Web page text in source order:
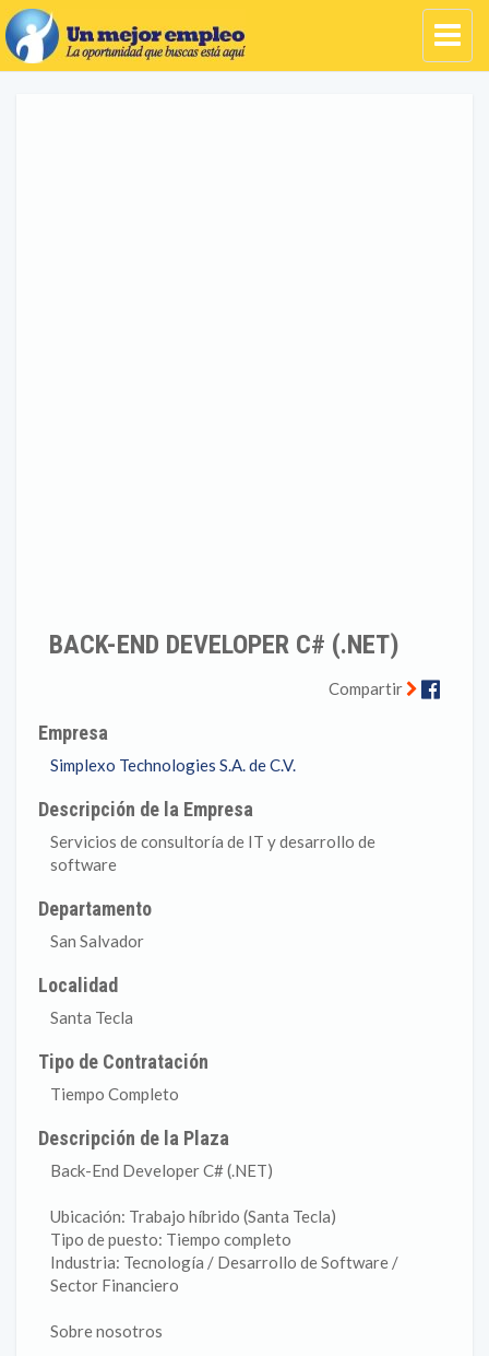
BACK-END DEVELOPER C# (.NET)
Compartir
Empresa
Simplexo Technologies S.A. de C.V.
Descripción de la Empresa
Servicios de consultoría de IT y desarrollo de
software
Departamento
San Salvador
Localidad
Santa Tecla
Tipo de Contratación
Tiempo Completo
Descripción de la Plaza
Back-End Developer C# (.NET)
Ubicación: Trabajo híbrido (Santa Tecla)
Tipo de puesto: Tiempo completo
Industria: Tecnología / Desarrollo de Software /
Sector Financiero
Sobre nosotros